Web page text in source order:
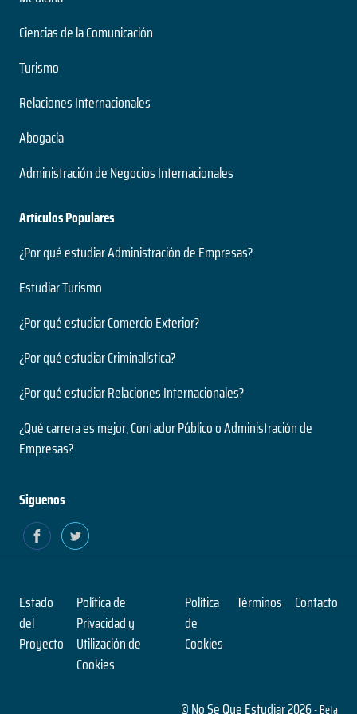
Presencial
Modalidad
Ingeniería Civil Acústica
5 años
Duración
Grado
Nivel
Modalidad
Ingeniería Civil Electrónica
Duración
Nivel
Modalidad
Ingeniería Civil en Informática
Duración
Grado
Nivel
Ingeniería Civil en Obras Civiles
2 años
Duración
Magíster
Nivel
Presencial
Modalidad
Medio Ambiente y Bioseguridad
Duración
Nivel
Modalidad
Duración
Nivel
Presencial
Pensamiento Contemporáneo
1 años
Magíster
Nivel
Presencial
Modalidad
Profesional en Medicina Preventiva
Ciencias de la Comunicación
Turismo
Relaciones Internacionales
Abogacía
Administración de Negocios Internacionales
Artículos Populares
¿Por qué estudiar Administración de Empresas?
Estudiar Turismo
¿Por qué estudiar Comercio Exterior?
¿Por qué estudiar Criminalística?
¿Por qué estudiar Relaciones Internacionales?
¿Qué carrera es mejor, Contador Público o Administración de
Empresas?
Siguenos
Estado
del
Proyecto
Política de
Privacidad y
Utilización de
Cookies
Política
de
Cookies
Términos Contacto
© No Se Que Estudiar 2026- Beta